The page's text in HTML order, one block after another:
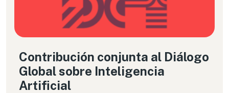
Contribución conjunta al Diálogo
Global sobre Inteligencia
Artificial